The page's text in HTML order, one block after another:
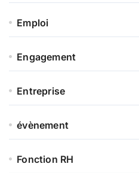
Emploi
Engagement
Entreprise
évènement
Fonction RH